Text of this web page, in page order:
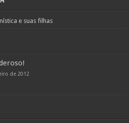
e suas filhas
de 2012